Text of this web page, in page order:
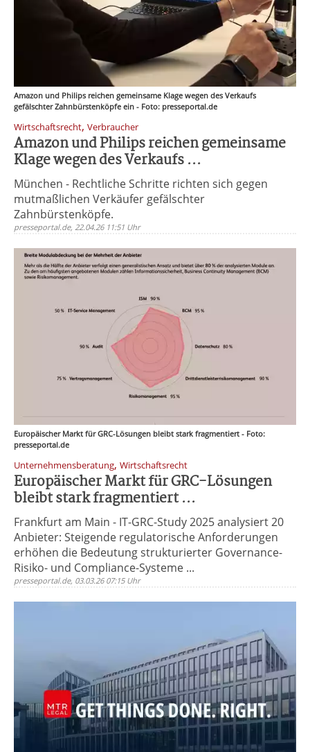
Amazon und Philips reichen gemeinsame Klage wegen des Verkaufs
gefälschter Zahnbürstenköpfe ein - Foto: presseportal.de
Wirtschaftsrecht, Verbraucher
Amazon und Philips reichen gemeinsame
Klage wegen des Verkaufs ...
München - Rechtliche Schritte richten sich gegen
mutmaßlichen Verkäufer gefälschter
Zahnbürstenköpfe.
presseportal.de, 22.04.26 11:51 Uhr
Europäischer Markt für GRC-Lösungen bleibt stark fragmentiert - Foto:
presseportal.de
Unternehmensberatung, Wirtschaftsrecht
Europäischer Markt für GRC-Lösungen
bleibt stark fragmentiert ...
Frankfurt am Main - IT-GRC-Study 2025 analysiert 20
Anbieter: Steigende regulatorische Anforderungen
erhöhen die Bedeutung strukturierter Governance-
Risiko- und Compliance-Systeme ...
presseportal.de, 03.03.26 07:15 Uhr